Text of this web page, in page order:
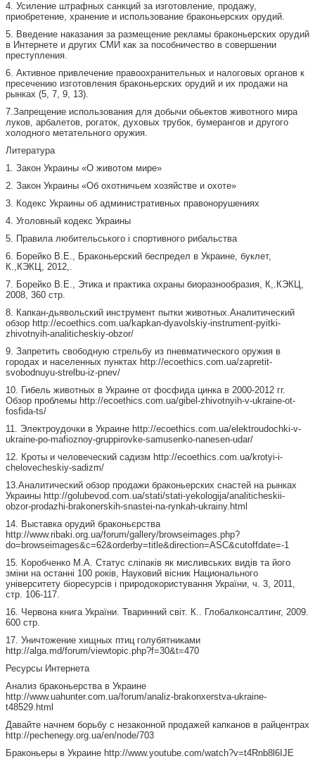
4. Усиление штрафных санкций за изготовление, продажу,
приобретение, хранение и использование браконьерских орудий.
5. Введение наказания за размещение рекламы браконьерских орудий
в Интернете и других СМИ как за пособничество в совершении
преступления.
6. Активное привлечение правоохранительных и налоговых органов к
пресечению изготовления браконьерских орудий и их продажи на
рынках (5, 7, 9, 13).
7.Запрещение использования для добычи обьектов животного мира
луков, арбалетов, рогаток, духовых трубок, бумерангов и другого
холодного метательного оружия.
Литература
1. Закон Украины «О животом мире»
2. Закон Украины «Об охотничьем хозяйстве и охоте»
3. Кодекс Украины об административных правонорушениях
4. Уголовный кодекс Украины
5. Правила любительського і спортивного рибальства
6. Борейко В.Е., Браконьерский беспредел в Украине, буклет,
К.,КЭКЦ, 2012,.
7. Борейко В.Е., Этика и практика охраны биоразнообразия, К,.КЭКЦ,
2008, 360 стр.
8. Капкан-дьявольский инструмент пытки животных.Аналитический
обзор http://ecoethics.com.ua/kapkan-dyavolskiy-instrument-pyitki-
zhivotnyih-analiticheskiy-obzor/
9. Запретить свободную стрельбу из пневматического оружия в
городах и населенных пунктах http://ecoethics.com.ua/zapretit-
svobodnuyu-strelbu-iz-pnev/
10. Гибель животных в Украине от фосфида цинка в 2000-2012 гг.
Обзор проблемы http://ecoethics.com.ua/gibel-zhivotnyih-v-ukraine-ot-
fosfida-ts/
11. Электроудочки в Украине http://ecoethics.com.ua/elektroudochki-v-
ukraine-po-mafioznoy-gruppirovke-samusenko-nanesen-udar/
12. Кроты и человеческий садизм http://ecoethics.com.ua/krotyi-i-
chelovecheskiy-sadizm/
13.Аналитический обзор продажи браконьерских снастей на рынках
Украины http://golubevod.com.ua/stati/stati-yekologija/analiticheskii-
obzor-prodazhi-brakonerskih-snastei-na-rynkah-ukrainy.html
14. Выставка орудий браконьєрства
http://www.ribaki.org.ua/forum/gallery/browseimages.php?
do=browseimages&c=62&orderby=title&direction=ASC&cutoffdate=-1
15. Коробченко М.А. Статус сліпаків як мисливських видів та його
зміни на останні 100 років, Науковий вісник Национального
університету біоресурсів і природокористування України, ч. 3, 2011,
стр. 106-117.
16. Червона книга України. Тваринний світ. К.. Глобалконсалтинг, 2009.
600 стр.
17. Уничтожение хищных птиц голубятниками
http://alga.md/forum/viewtopic.php?f=30&t=470
Ресурсы Интернета
Анализ браконьерства в Украине
http://www.uahunter.com.ua/forum/analiz-brakonxerstva-ukraine-
t48529.html
Давайте начнем борьбу с незаконной продажей капканов в райцентрах
http://pechenegy.org.ua/en/node/703
Браконьеры в Украине http://www.youtube.com/watch?v=t4Rnb8l6IJE